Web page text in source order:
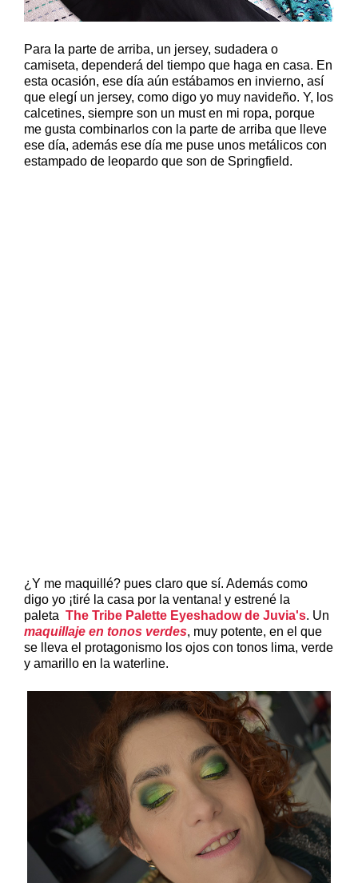
Para la parte de arriba, un jersey, sudadera o
camiseta, dependerá del tiempo que haga en casa. En
esta ocasión, ese día aún estábamos en invierno, así
que elegí un jersey, como digo yo muy navideño. Y, los
calcetines, siempre son un must en mi ropa, porque
me gusta combinarlos con la parte de arriba que lleve
ese día, además ese día me puse unos metálicos con
estampado de leopardo que son de Springfield.
¿Y me maquillé? pues claro que sí. Además como
digo yo ¡tiré la casa por la ventana! y estrené la
paleta The Tribe Palette Eyeshadow de Juvia's. Un
maquillaje en tonos verdes, muy potente, en el que
se lleva el protagonismo los ojos con tonos lima, verde
y amarillo en la waterline.